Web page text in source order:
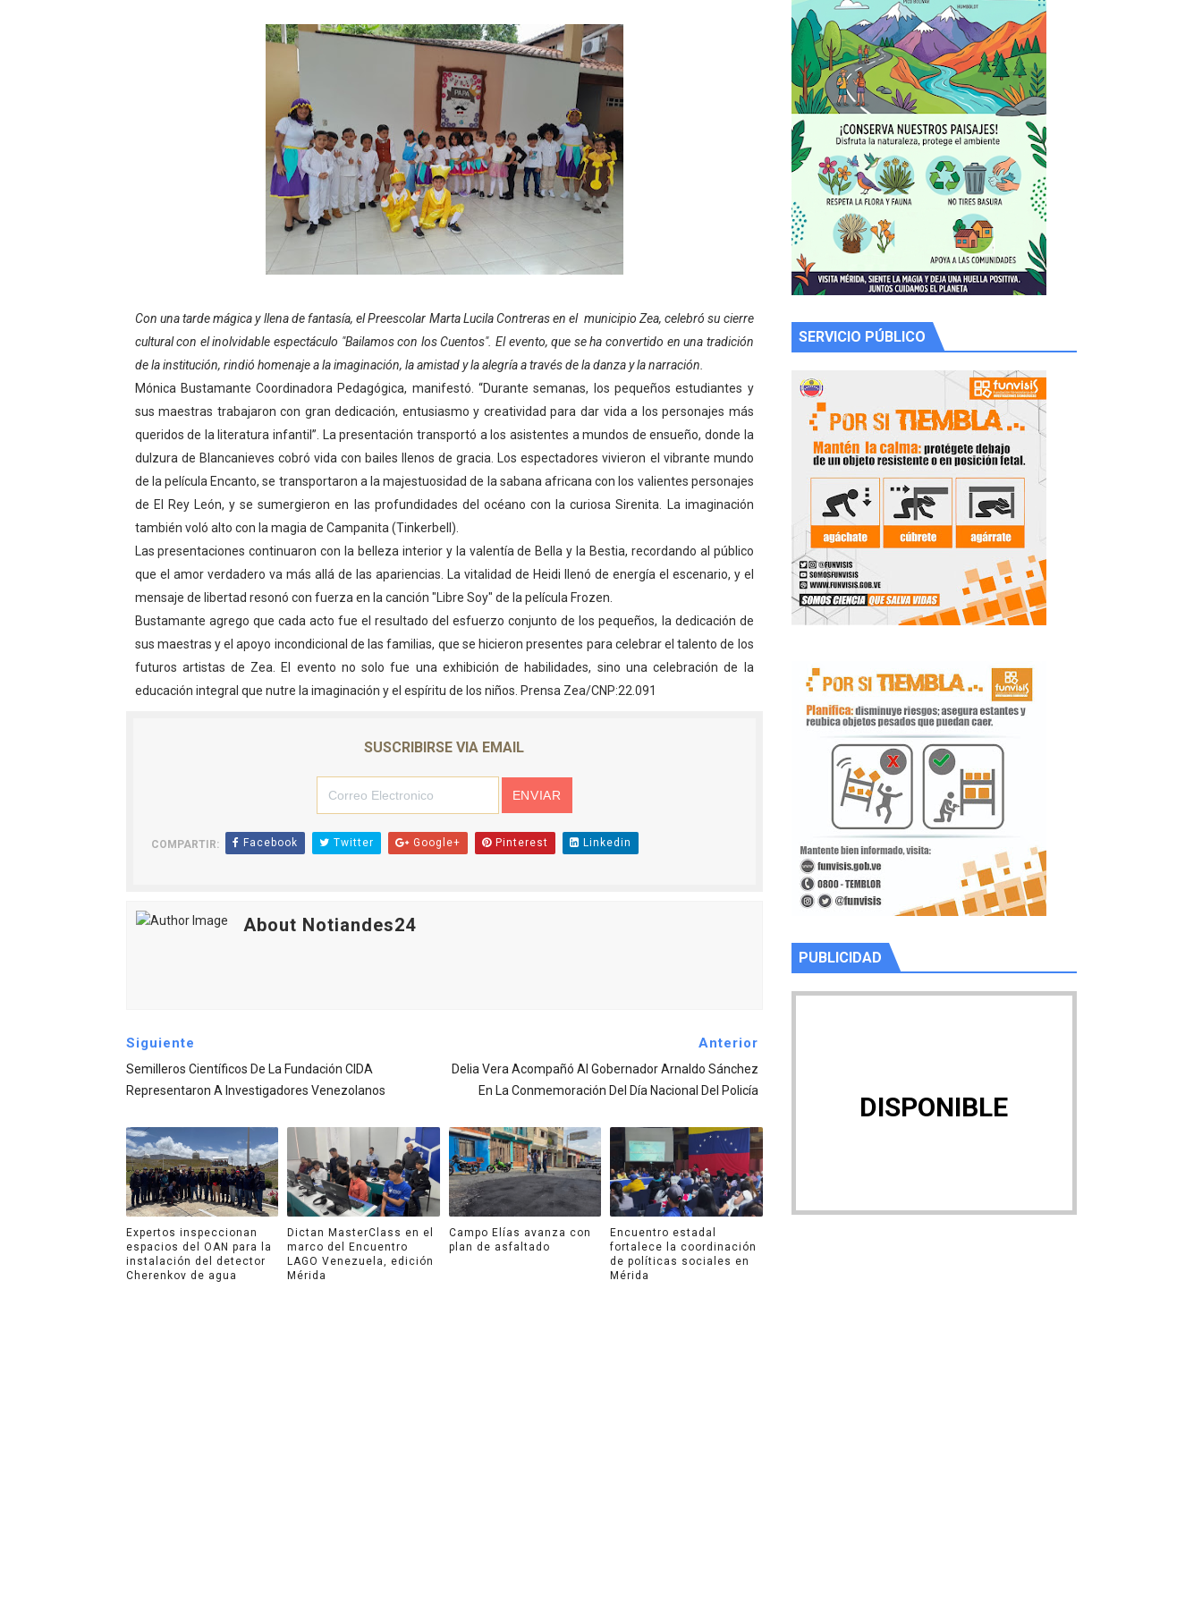
Gobierno bolivariano avanza en la transformación del hospital Sor Juana Inés
Niños merideños aprenden sobre gaita de tambora con Fundecem
Hospital universitario muestra sus avances en visita del Consejo Legislativo
Instituto Nacional de Nutrición celebra Semana Internacional de la Lactancia Materna
Gobernación de Mérida fortalece el desarrollo productivo en Rangel
Corposalud inició talleres para aspirantes al curso de Emergencia Prehospitalaria
Fortalecen formación académica de médicos en proceso de ruralidad
Campo Elías consolida plan de bacheo en el sector La Montañita
Fundecem inició con éxito el taller vacacional de origami
El Lactario del Iahula celebra la Semana Mundial de la Lactancia Materna
Plan Vacacional "Venezuela Ríe 2026" brinda recreación y cultura a niños del municipio Libertador
Iniciación al yoga reúne a diversos clubes deportivos de Zea en una enriquecedora jornada vacacional
Mincomunas impulsa el autogobierno en Mérida con plan de actualización y atención territorial
Expertos inspeccionan espacios del OAN para la instalación del detector Cherenkov de agua
Con una tarde mágica y llena de fantasía, el Preescolar Marta Lucila Contreras en el municipio Zea, celebró su cierre
cultural con el inolvidable espectáculo "Bailamos con los Cuentos". El evento, que se ha convertido en una tradición
de la institución, rindió homenaje a la imaginación, la amistad y la alegría a través de la danza y la narración.
Mónica Bustamante Coordinadora Pedagógica, manifestó. “Durante semanas, los pequeños estudiantes y
sus maestras trabajaron con gran dedicación, entusiasmo y creatividad para dar vida a los personajes más
queridos de la literatura infantil”. La presentación transportó a los asistentes a mundos de ensueño, donde la
dulzura de Blancanieves cobró vida con bailes llenos de gracia. Los espectadores vivieron el vibrante mundo
de la película Encanto, se transportaron a la majestuosidad de la sabana africana con los valientes personajes
de El Rey León, y se sumergieron en las profundidades del océano con la curiosa Sirenita. La imaginación
también voló alto con la magia de Campanita (Tinkerbell).
Las presentaciones continuaron con la belleza interior y la valentía de Bella y la Bestia, recordando al público
que el amor verdadero va más allá de las apariencias. La vitalidad de Heidi llenó de energía el escenario, y el
mensaje de libertad resonó con fuerza en la canción "Libre Soy" de la película Frozen.
Bustamante agrego que cada acto fue el resultado del esfuerzo conjunto de los pequeños, la dedicación de
sus maestras y el apoyo incondicional de las familias, que se hicieron presentes para celebrar el talento de los
futuros artistas de Zea. El evento no solo fue una exhibición de habilidades, sino una celebración de la
educación integral que nutre la imaginación y el espíritu de los niños. Prensa Zea/CNP:22.091
SUSCRIBIRSE VIA EMAIL
COMPARTIR: Facebook Twitter Google+ Pinterest Linkedin
About Notiandes24
Siguiente
Semilleros Científicos De La Fundación CIDA
Representaron A Investigadores Venezolanos
Anterior
Delia Vera Acompañó Al Gobernador Arnaldo Sánchez
En La Conmemoración Del Día Nacional Del Policía
Expertos inspeccionan
espacios del OAN para la
instalación del detector
Cherenkov de agua
Dictan MasterClass en el
marco del Encuentro
LAGO Venezuela, edición
Mérida
Campo Elías avanza con
plan de asfaltado
Encuentro estadal
fortalece la coordinación
de políticas sociales en
Mérida
SERVICIO PÚBLICO
PUBLICIDAD
DISPONIBLE